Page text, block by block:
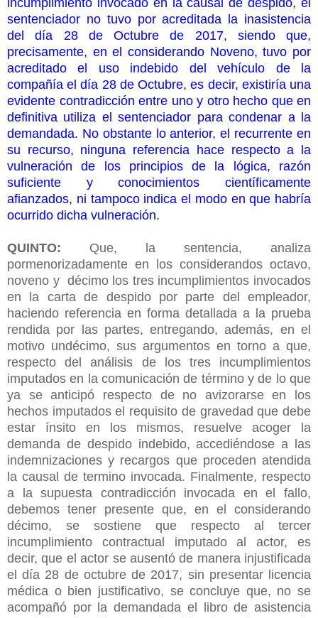
sentenciador no tuvo por acreditada la inasistencia
del día 28 de Octubre de 2017, siendo que,
precisamente, en el considerando Noveno, tuvo por
acreditado el uso indebido del vehículo de la
compañía el día 28 de Octubre, es decir, existiría una
evidente contradicción entre uno y otro hecho que en
definitiva utiliza el sentenciador para condenar a la
demandada. No obstante lo anterior, el recurrente en
su recurso, ninguna referencia hace respecto a la
vulneración de los principios de la lógica, razón
suficiente y conocimientos científicamente
afianzados, ni tampoco indica el modo en que habría
ocurrido dicha vulneración.
QUINTO: Que, la sentencia, analiza
pormenorizadamente en los considerandos octavo,
noveno y décimo los tres incumplimientos invocados
en la carta de despido por parte del empleador,
haciendo referencia en forma detallada a la prueba
rendida por las partes, entregando, además, en el
motivo undécimo, sus argumentos en torno a que,
respecto del análisis de los tres incumplimientos
imputados en la comunicación de término y de lo que
ya se anticipó respecto de no avizorarse en los
hechos imputados el requisito de gravedad que debe
estar ínsito en los mismos, resuelve acoger la
demanda de despido indebido, accediéndose a las
indemnizaciones y recargos que proceden atendida
la causal de termino invocada. Finalmente, respecto
a la supuesta contradicción invocada en el fallo,
debemos tener presente que, en el considerando
décimo, se sostiene que respecto al tercer
incumplimiento contractual imputado al actor, es
decir, que el actor se ausentó de manera injustificada
el día 28 de octubre de 2017, sin presentar licencia
médica o bien justificativo, se concluye que, no se
acompañó por la demandada el libro de asistencia